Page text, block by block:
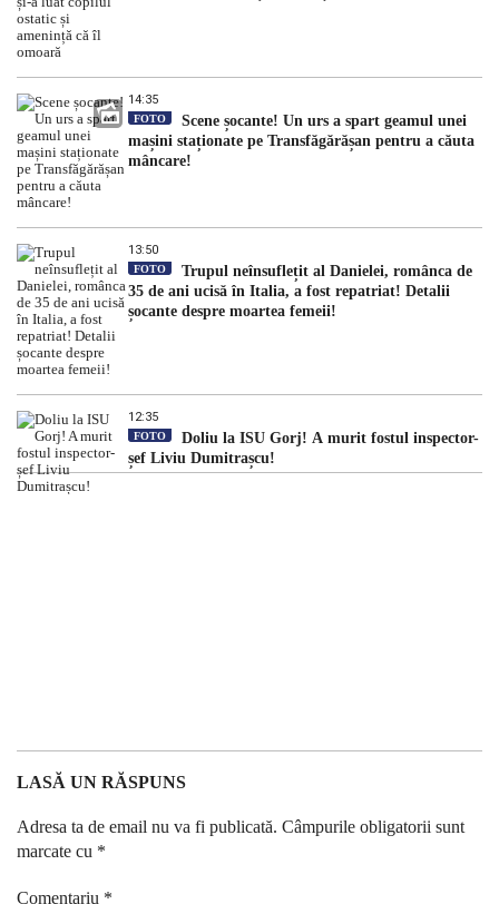
14:35
FOTO
Scene șocante! Un urs a spart geamul unei
mașini staționate pe Transfăgărășan pentru a căuta
mâncare!
13:50
FOTO
Trupul neînsuflețit al Danielei, românca de
35 de ani ucisă în Italia, a fost repatriat! Detalii
șocante despre moartea femeii!
12:35
FOTO
Doliu la ISU Gorj! A murit fostul inspector-
șef Liviu Dumitrașcu!
LASĂ UN RĂSPUNS
Adresa ta de email nu va fi publicată. Câmpurile obligatorii sunt
marcate cu *
Comentariu *